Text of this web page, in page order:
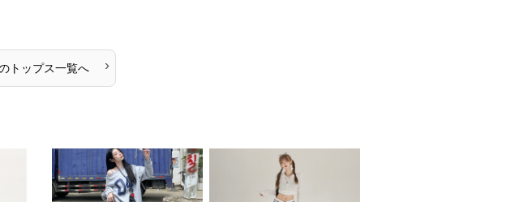
トップス一覧へ ›